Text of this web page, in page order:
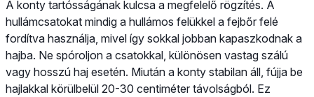
A konty tartósságának kulcsa a megfelelő rögzítés. A
hullámcsatokat mindig a hullámos felükkel a fejbőr felé
fordítva használja, mivel így sokkal jobban kapaszkodnak a
hajba. Ne spóroljon a csatokkal, különösen vastag szálú
vagy hosszú haj esetén. Miután a konty stabilan áll, fújja be
hajlakkal körülbelül 20-30 centiméter távolságból. Ez